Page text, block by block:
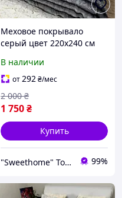
Меховое покрывало
серый цвет 220х240 см
искусственного меха
евро, пушистое
покрывало с полосками,
мягкое теплое пок
В наличии
от292₴/мес
1 750₴
2 000 ₴
Купить
"Sweethome" Товари для дому 99%